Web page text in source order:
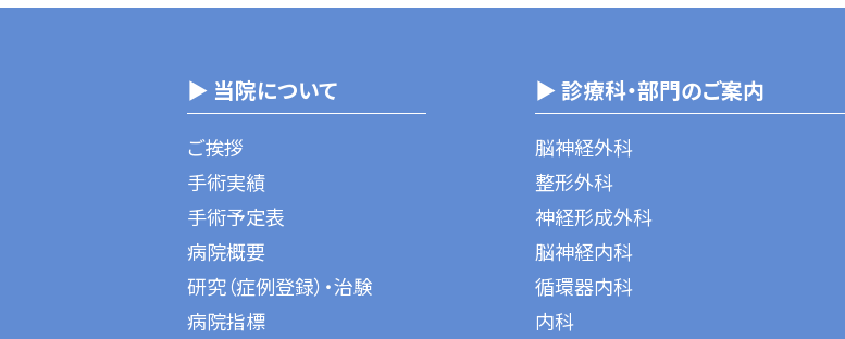
▶ 当院について
ご挨拶
手術実績
手術予定表
病院概要
研究（症例登録）・治験
病院指標
▶ 診療科・部門のご案内
脳神経外科
整形外科
神経形成外科
脳神経内科
循環器内科
内科